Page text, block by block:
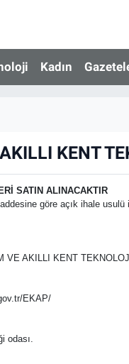
Kadın
KENT
SATIN ALINACAKTIR
göre açık ihale usulü
AKILLI KENT
EKAP/
odası.